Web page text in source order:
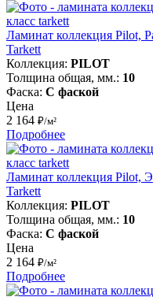
Ламинат коллекция Pilot,
Tarkett
Коллекция: PILOT
Толщина общая, мм.: 10
Фаска: С фаской
Цена
2 164 ₽/м²
Подробнее
Ламинат коллекция Pilot,
Tarkett
Коллекция: PILOT
Толщина общая, мм.: 10
Фаска: С фаской
Цена
2 164 ₽/м²
Подробнее